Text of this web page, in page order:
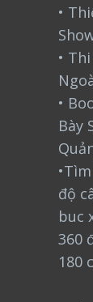
•
•
•
Bày
độ
buc
360
180